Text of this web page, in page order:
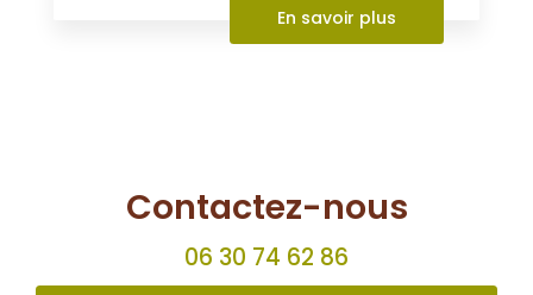
En savoir plus
Contactez-nous
06 30 74 62 86